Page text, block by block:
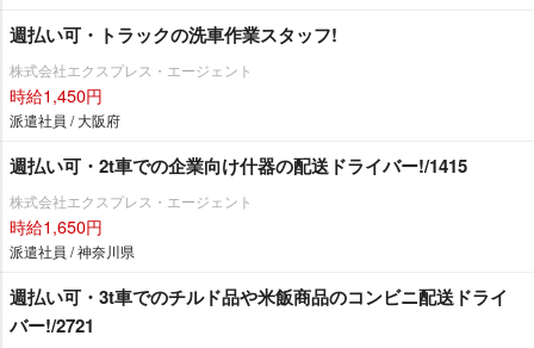
週払い可・トラックの洗車作業スタッフ!
株式会社エクスプレス・エージェント
時給1,450円
派遣社員 / 大阪府
週払い可・2t車での企業向け什器の配送ドライバー!/1415
株式会社エクスプレス・エージェント
時給1,650円
派遣社員 / 神奈川県
週払い可・3t車でのチルド品や米飯商品のコンビニ配送ドライ
バー!/2721